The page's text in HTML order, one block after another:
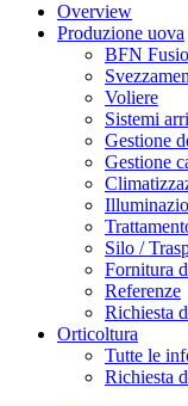
Overview
Produzione uova
BFN
Voliere
Sistemi
Gestione
Gestione
Silo /
Fornitura
Referenze
Richiesta
Orticoltura
Tutte le
Richiesta